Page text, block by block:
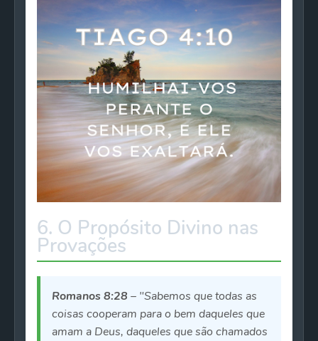
6. O Propósito Divino nas
Provações
Romanos 8:28 – "Sabemos que todas as
coisas cooperam para o bem daqueles que
amam a Deus, daqueles que são chamados